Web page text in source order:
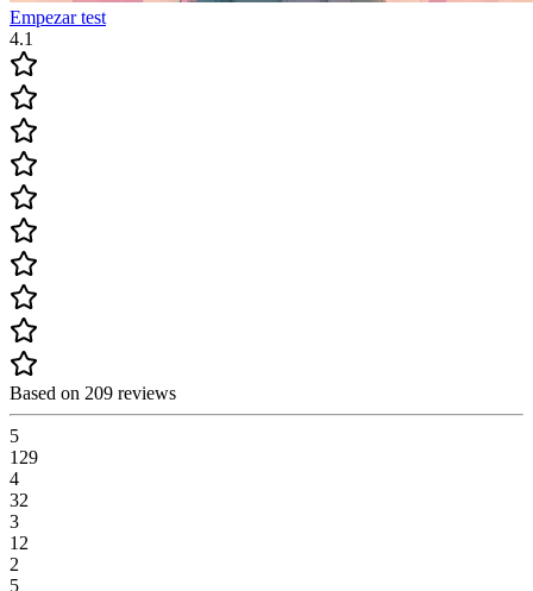
Empezar test
4.1
Based on 209 reviews
5
129
4
32
3
12
2
5